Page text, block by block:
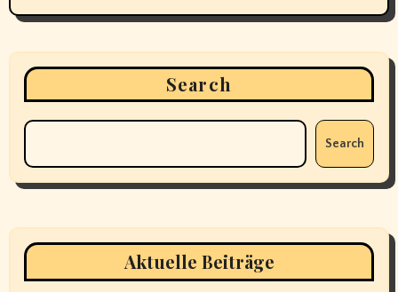
Search
Search
Aktuelle Beiträge